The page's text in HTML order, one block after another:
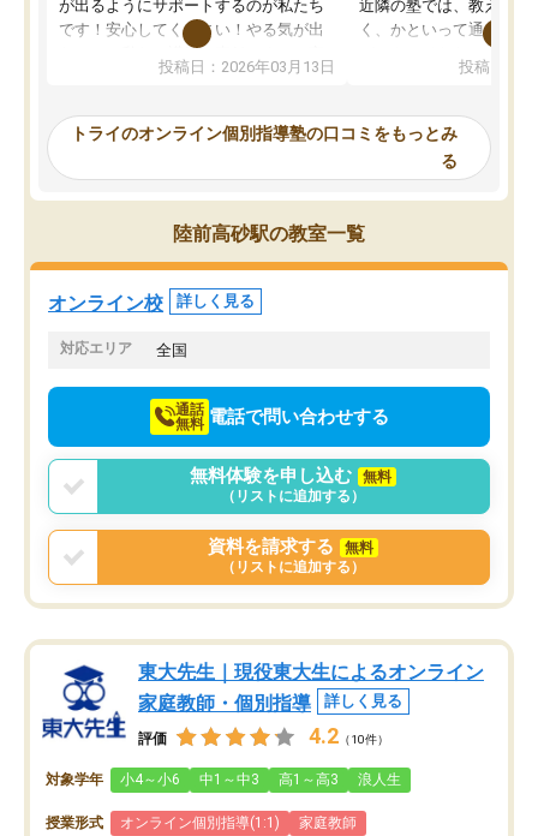
が出るようにサポートするのが私たち
です！安心してください！やる気が出
ないのは私たち講師の責任です」と言
ってくださり、確かに！と考えて、思
ったんですが、学生の先生から学ぶこ
み、徐々に成績が上がったらいいなと
思っていました。何が今足りないのか
を的確に指導いただき、子どももびっ
くりするほど楽しんでやる気を持って
塾を受けています。狙い通り、少しず
つ成績も上がり、苦手意識も無くなっ
てきたので、さらに苦手な数学も追加
でお願いしました。来年の高校受験に
投稿日：2026年03月13日
近隣の塾では、教えても
く、かといって通うには
可能なので本当に助か
らないところをピンポイ
頂いて、とてもわかり
していました。一生を
スト、多少お金がかかっ
思い切って入塾してよか
投稿日：
トライのオンライン個別指導塾の口コミをもっとみ
る
陸前高砂駅の教室一覧
オンライン校 詳しく見る
対応エリア 全国
通話
無料 電話で問い合わせする
無料体験を申し込む
無料
（リストに追加する）
資料を請求する
無料
（リストに追加する）
東大先生｜現役東大生によるオンライン
家庭教師・個別指導
詳しく見る
評価 4.2 （10件）
対象学年 小4～小6 中1～中3 高1～高3 浪人生
授業形式 オンライン個別指導(1:1) 家庭教師